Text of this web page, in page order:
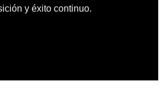
y éxito continuo.